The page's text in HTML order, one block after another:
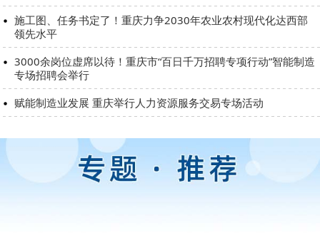
施工图、任务书定了！重庆力争2030年农业农村现代化达西部
领先水平
3000余岗位虚席以待！重庆市“百日千万招聘专项行动”智能制造
专场招聘会举行
赋能制造业发展 重庆举行人力资源服务交易专场活动